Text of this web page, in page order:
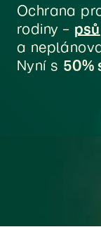
Ochrana
rodiny – psů
a
Nyní s 50%